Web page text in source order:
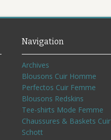
Navigation
Archives
Blousons Cuir Homme
Perfectos Cuir Femme
Blousons Redskins
Tee-shirts Mode Femme
Chaussures & Baskets Cuir
Schott